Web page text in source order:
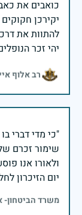
כואבים את
יקירכן
יהי זכר
רב אלוף
שימור זכרם
יום הזיכרון
משרד